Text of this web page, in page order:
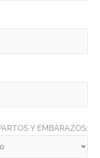
Y EMBARAZOS: